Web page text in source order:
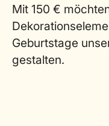
Mit 150 €
Geburtstage
gestalten.